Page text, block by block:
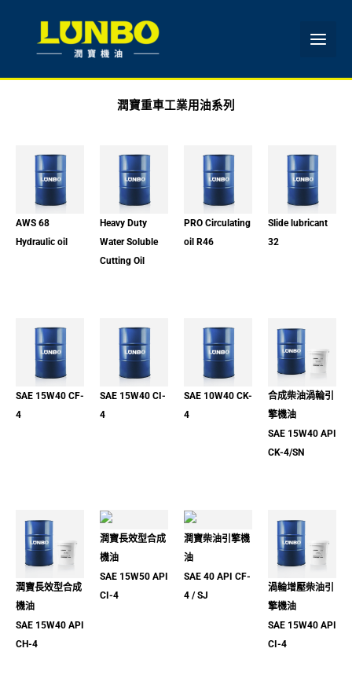
內
潤寶重車工業用油系列
AWS 68
Hydraulic oil
Heavy Duty
Water Soluble
Cutting Oil
PRO Circulating
oil R46
Slide lubricant
32
SAE 15W40 CF-
4
SAE 15W40 CI-
4
SAE 10W40 CK-
4
合成柴油渦輪引
擎機油
SAE 15W40 API
CK-4/SN
潤寶長效型合成
機油
SAE 15W40 API
CH-4
潤寶長效型合成
機油
SAE 15W50 API
CI-4
潤寶柴油引擎機
油
SAE 40 API CF-
4 / SJ
渦輪增壓柴油引
擎機油
SAE 15W40 API
CI-4